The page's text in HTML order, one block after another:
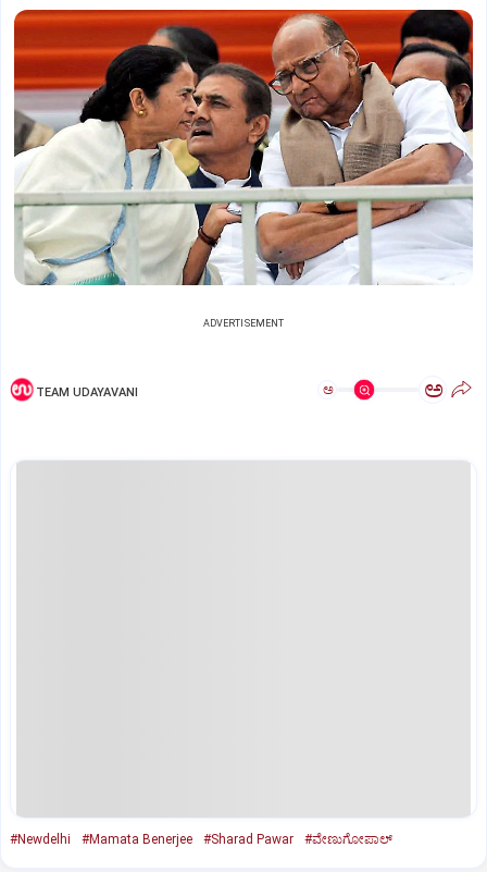
ADVERTISEMENT
TEAM UDAYAVANI ಅ ಅ
#Newdelhi #Mamata Benerjee #Sharad Pawar #ವೇಣುಗೋಪಾಲ್‌